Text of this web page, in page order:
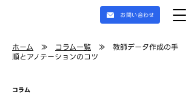
お問い合わせ
ホーム ≫ コラム一覧 ≫ 教師データ作成の手
順とアノテーションのコツ
コラム